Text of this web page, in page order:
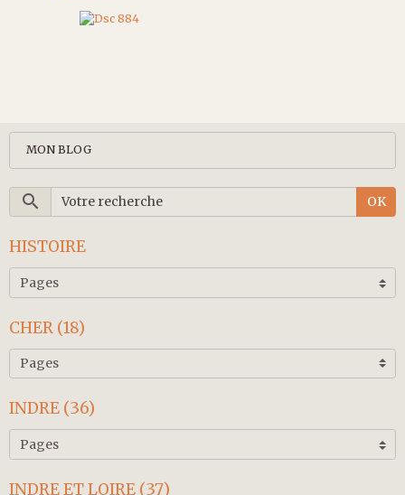
MON BLOG
OK
HISTOIRE
CHER (18)
INDRE (36)
INDRE ET LOIRE (37)